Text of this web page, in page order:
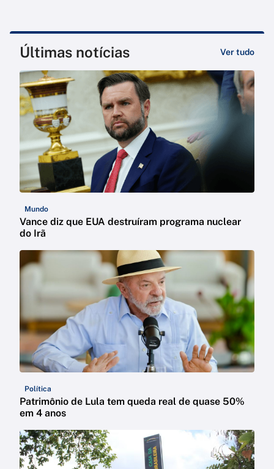
Últimas notícias Ver tudo
Mundo
Vance diz que EUA destruíram programa nuclear
do Irã
Política
Patrimônio de Lula tem queda real de quase 50%
em 4 anos